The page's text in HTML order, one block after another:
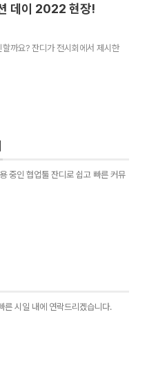
데이 2022 현장!
까요? 잔디가 전시회에서 제시한
중인 협업툴 잔디로 쉽고 빠른 커뮤
른 시일 내에 연락드리겠습니다.